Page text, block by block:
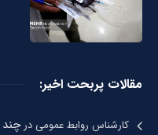
مقالات پربحت اخیر:
کارشناس روابط عمومیدر